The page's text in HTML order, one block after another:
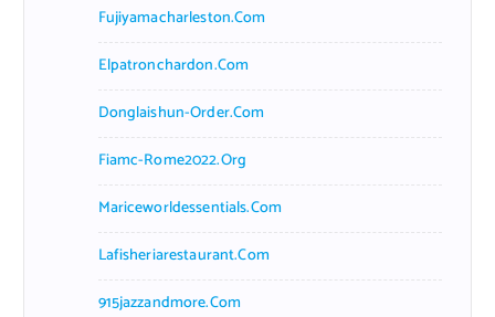
Fujiyamacharleston.com
Elpatronchardon.com
Donglaishun-Order.com
Fiamc-Rome2022.org
Mariceworldessentials.com
Lafisheriarestaurant.com
915jazzandmore.com